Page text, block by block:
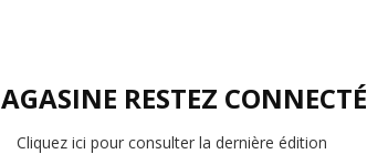
RESTEZ CONNECTÉ
Cliquez ici pour consulter la dernière édition